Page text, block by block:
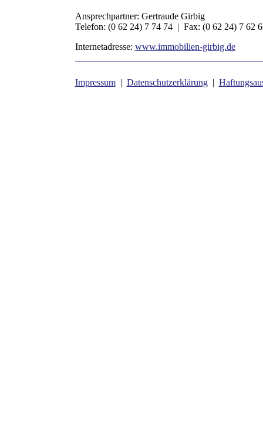
Ansprechpartner: Gertraude Girbig
Telefon: (0 62 24) 7 74 74 | Fax: (0 62 24) 7 62
Internetadresse: www.immobilien-girbig.de
Impressum| Datenschutzerklärung|